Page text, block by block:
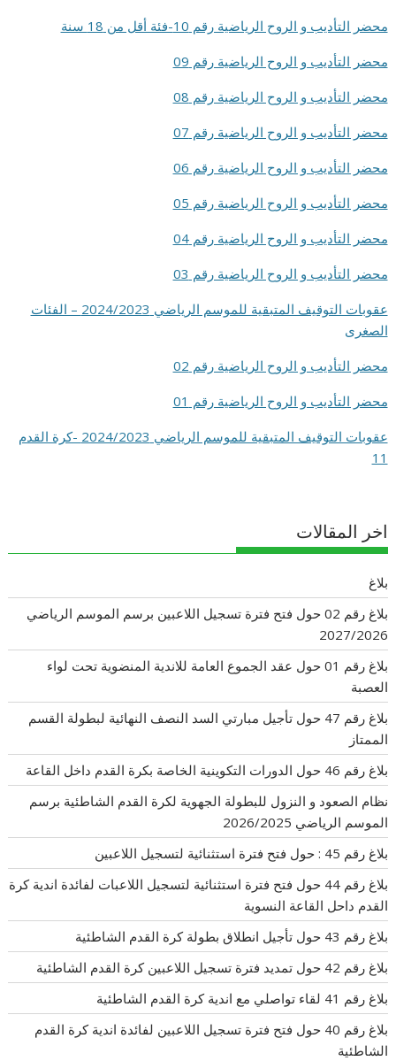
محضر التأديب و الروح الرياضية رقم 10-فئة أقل من 18 سنة
محضر التأديب و الروح الرياضية رقم 09
محضر التأديب و الروح الرياضية رقم 08
محضر التأديب و الروح الرياضية رقم 07
محضر التأديب و الروح الرياضية رقم 06
محضر التأديب و الروح الرياضية رقم 05
محضر التأديب و الروح الرياضية رقم 04
محضر التأديب و الروح الرياضية رقم 03
عقوبات التوقيف المتبقية للموسم الرياضي 2024/2023 – الفئات
الصغرى
محضر التأديب و الروح الرياضية رقم 02
محضر التأديب و الروح الرياضية رقم 01
عقوبات التوقيف المتبقية للموسم الرياضي 2024/2023 -كرة القدم
11
اخر المقالات
بلاغ
بلاغ رقم 02 حول فتح فترة تسجيل اللاعبين برسم الموسم الرياضي
2027/2026
بلاغ رقم 01 حول عقد الجموع العامة للاندية المنضوية تحت لواء
العصبة
بلاغ رقم 47 حول تأجيل مبارتي السد النصف النهائية لبطولة القسم
الممتاز
بلاغ رقم 46 حول الدورات التكوينية الخاصة بكرة القدم داخل القاعة
نظام الصعود و النزول للبطولة الجهوية لكرة القدم الشاطئية برسم
الموسم الرياضي 2026/2025
بلاغ رقم 45 : حول فتح فترة استثنائية لتسجيل اللاعبين
بلاغ رقم 44 حول فتح فترة استثنائية لتسجيل اللاعبات لفائدة اندية كرة
القدم داحل القاعة النسوية
بلاغ رقم 43 حول تأجيل انطلاق بطولة كرة القدم الشاطئية
بلاغ رقم 42 حول تمديد فترة تسجيل اللاعبين كرة القدم الشاطئية
بلاغ رقم 41 لقاء تواصلي مع اندية كرة القدم الشاطئية
بلاغ رقم 40 حول فتح فترة تسجيل اللاعبين لفائدة اندية كرة القدم
الشاطئية